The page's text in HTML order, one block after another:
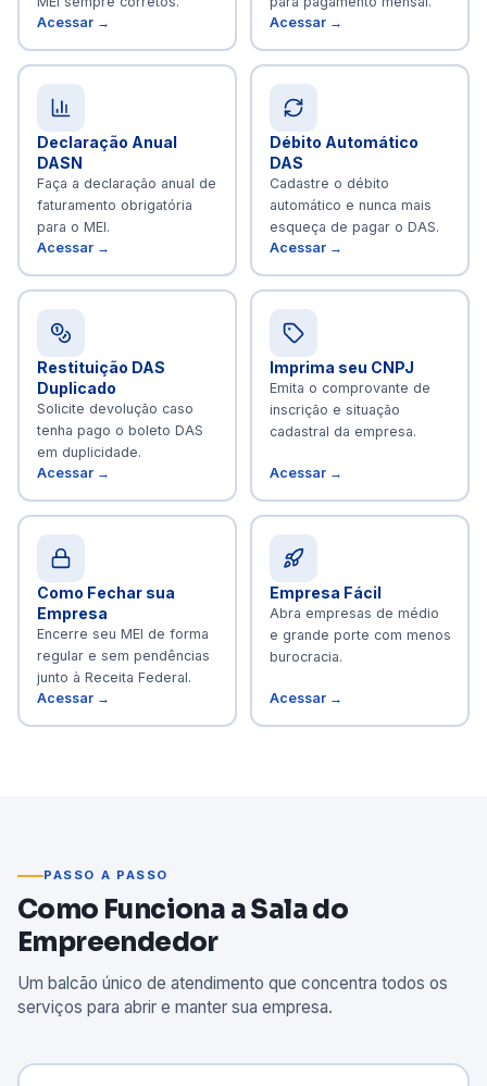
Acessar →
Acessar →
Declaração Anual
DASN
Faça a declaração anual de
faturamento obrigatória
para o MEI.
Acessar →
Débito Automático
DAS
Cadastre o débito
automático e nunca mais
esqueça de pagar o DAS.
Acessar →
Restituição DAS
Duplicado
Solicite devolução caso
tenha pago o boleto DAS
em duplicidade.
Acessar →
Imprima seu CNPJ
Emita o comprovante de
inscrição e situação
cadastral da empresa.
Acessar →
Como Fechar sua
Empresa
Encerre seu MEI de forma
regular e sem pendências
junto à Receita Federal.
Acessar →
Empresa Fácil
Abra empresas de médio
e grande porte com menos
burocracia.
Acessar →
PASSO A PASSO
Como Funciona a Sala do
Empreendedor
Um balcão único de atendimento que concentra todos os
serviços para abrir e manter sua empresa.